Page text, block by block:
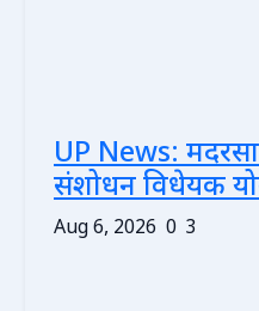
UP News:
संशोधन विधेयक
Aug 6, 2026 0 3